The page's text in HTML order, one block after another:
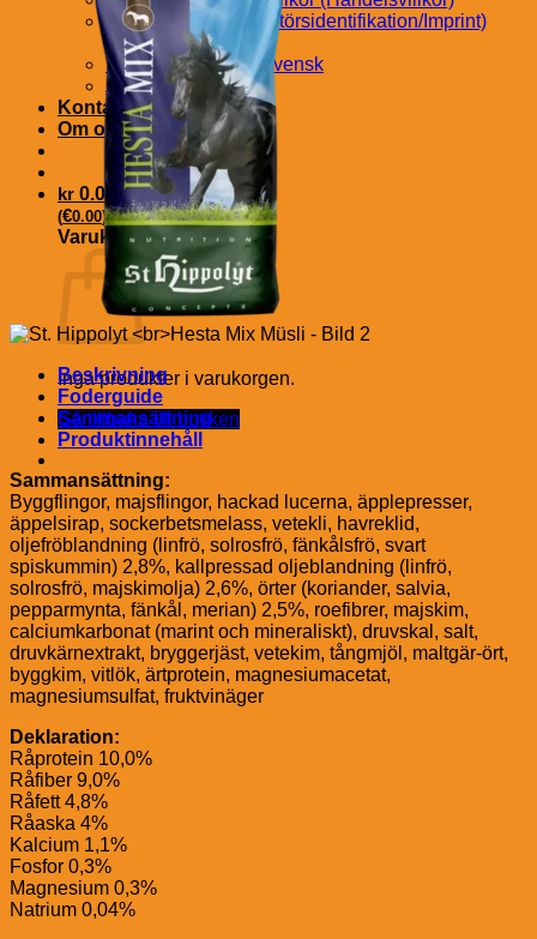
Impressum (Leverantörsidentifikation/Imprint)
Svensk
Tävlingens villkor Svensk
Avbryt köp
Kontakt Svensk
Om oss Svensk
kr 0.00
(€0.00)
Varukorg
Inga produkter i varukorgen.
Gå tillbaka till butiken
Beskrivning
Foderguide
Sammansättning
Produktinnehåll
Sammansättning:
Byggflingor, majsflingor, hackad lucerna, äpplepresser,
äppelsirap, sockerbetsmelass, vetekli, havreklid,
oljefröblandning (linfrö, solrosfrö, fänkålsfrö, svart
spiskummin) 2,8%, kallpressad oljeblandning (linfrö,
solrosfrö, majskimolja) 2,6%, örter (koriander, salvia,
pepparmynta, fänkål, merian) 2,5%, roefibrer, majskim,
calciumkarbonat (marint och mineraliskt), druvskal, salt,
druvkärnextrakt, bryggerjäst, vetekim, tångmjöl, maltgär-ört,
byggkim, vitlök, ärtprotein, magnesiumacetat,
magnesiumsulfat, fruktvinäger
Deklaration:
Råprotein 10,0%
Råfiber 9,0%
Råfett 4,8%
Råaska 4%
Kalcium 1,1%
Fosfor 0,3%
Magnesium 0,3%
Natrium 0,04%